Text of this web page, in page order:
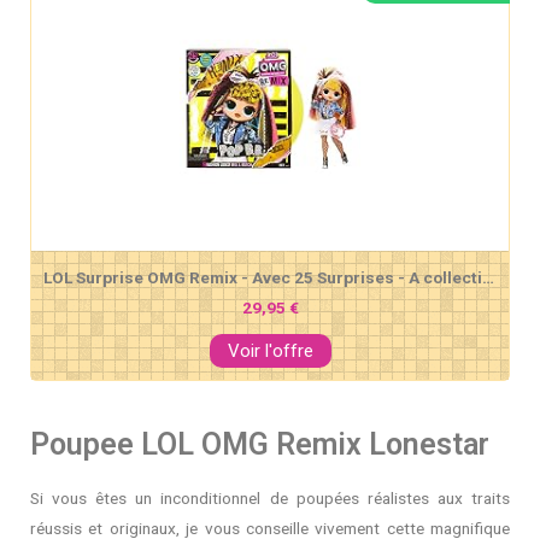
LOL Surprise OMG Remix - Avec 25 Surprises - A collectionner Poupée mannequin, Vêtements & Accessoires - Pop BB
29,95 €
Voir l'offre
Poupee LOL OMG Remix Lonestar
Si vous êtes un inconditionnel de poupées réalistes aux traits
réussis et originaux, je vous conseille vivement cette magnifique